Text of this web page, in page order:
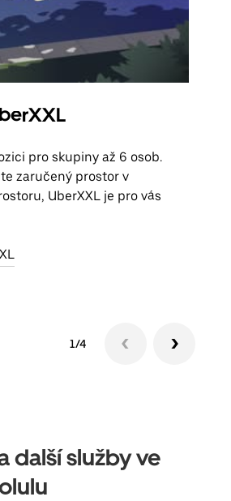
pro skupiny až 6 osob.
zaručený prostor v
UberXXL je pro vás
1/4
další služby ve